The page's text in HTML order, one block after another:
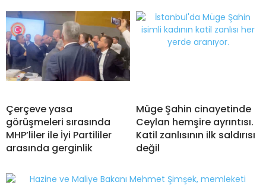
Çerçeve yasa
görüşmeleri sırasında
MHP’liler ile İyi Partililer
arasında gerginlik
Müge Şahin cinayetinde
Ceylan hemşire ayrıntısı.
Katil zanlısının ilk saldırısı
değil